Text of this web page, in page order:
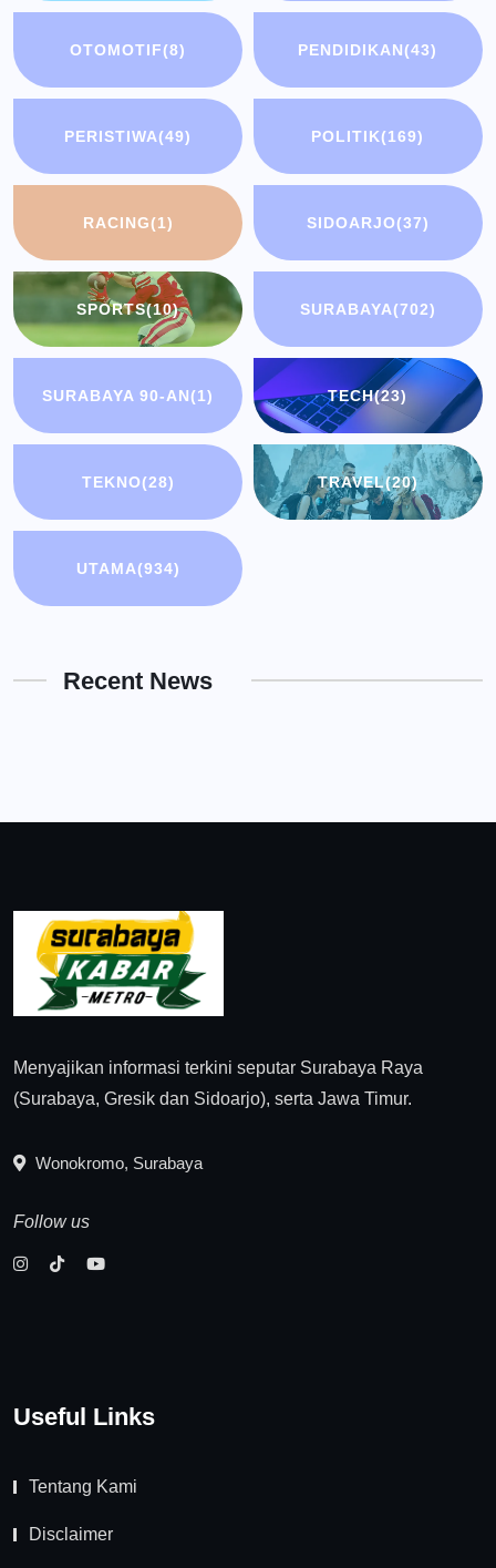
OTOMOTIF(8) PENDIDIKAN(43)
PERISTIWA(49) POLITIK(169)
RACING(1) SIDOARJO(37)
SPORTS(10) SURABAYA(702)
SURABAYA 90-AN(1) TECH(23)
TEKNO(28) TRAVEL(20)
UTAMA(934)
Recent News
Menyajikan informasi terkini seputar Surabaya Raya
(Surabaya, Gresik dan Sidoarjo), serta Jawa Timur.
Wonokromo, Surabaya
Follow us
Useful Links
Tentang Kami
Disclaimer